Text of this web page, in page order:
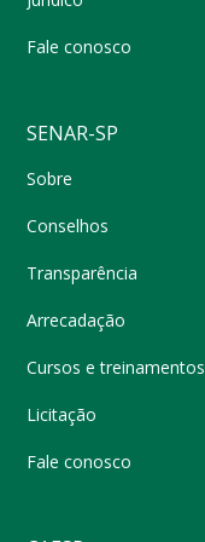
Fale conosco
SENAR-SP
Sobre
Conselhos
Transparência
Arrecadação
Cursos e treinamentos
Licitação
Fale conosco